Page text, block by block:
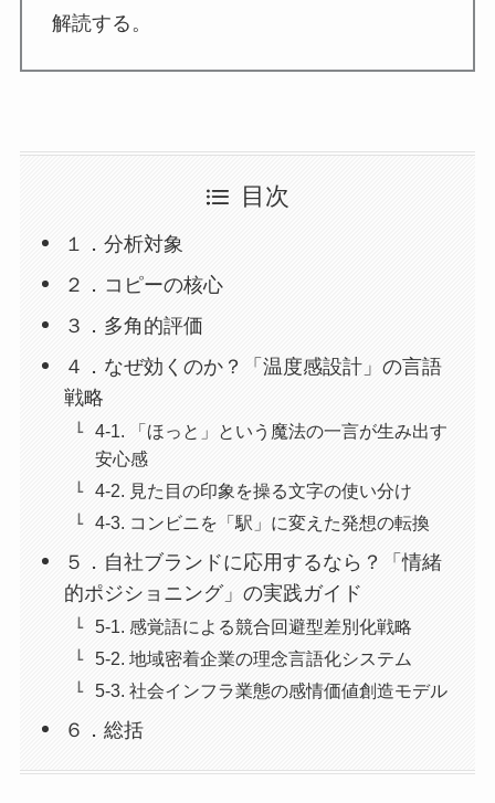
解読する。
目次
１．分析対象
２．コピーの核心
３．多角的評価
４．なぜ効くのか？「温度感設計」の言語
戦略
4-1. 「ほっと」という魔法の一言が生み出す
安心感
4-2. 見た目の印象を操る文字の使い分け
4-3. コンビニを「駅」に変えた発想の転換
５．自社ブランドに応用するなら？「情緒
的ポジショニング」の実践ガイド
5-1. 感覚語による競合回避型差別化戦略
5-2. 地域密着企業の理念言語化システム
5-3. 社会インフラ業態の感情価値創造モデル
６．総括